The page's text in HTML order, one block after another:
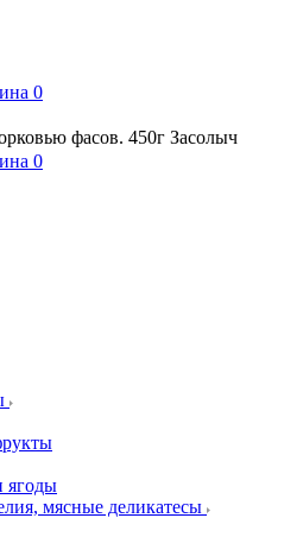
0
фасов. 450г Засолыч
0
ягоды
мясные деликатесы